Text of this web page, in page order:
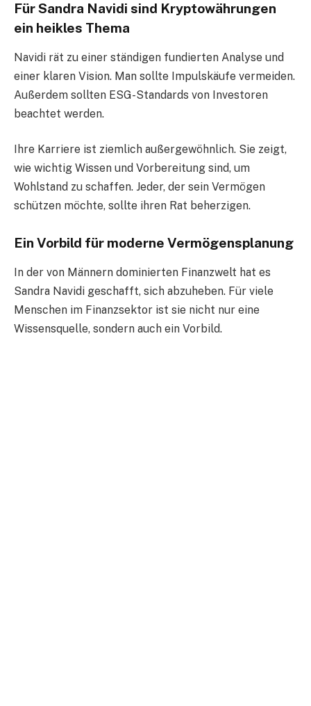
Für Sandra Navidi sind Kryptowährungen
ein heikles Thema
Navidi rät zu einer ständigen fundierten Analyse und
einer klaren Vision. Man sollte Impulskäufe vermeiden.
Außerdem sollten ESG-Standards von Investoren
beachtet werden.
Ihre Karriere ist ziemlich außergewöhnlich. Sie zeigt,
wie wichtig Wissen und Vorbereitung sind, um
Wohlstand zu schaffen. Jeder, der sein Vermögen
schützen möchte, sollte ihren Rat beherzigen.
Ein Vorbild für moderne Vermögensplanung
In der von Männern dominierten Finanzwelt hat es
Sandra Navidi geschafft, sich abzuheben. Für viele
Menschen im Finanzsektor ist sie nicht nur eine
Wissensquelle, sondern auch ein Vorbild.